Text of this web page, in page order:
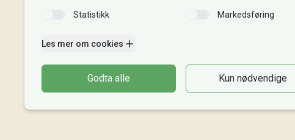
Kontonummer: 3000 48 00008
Vipps: 20913
Faktura til NLA
Intranett